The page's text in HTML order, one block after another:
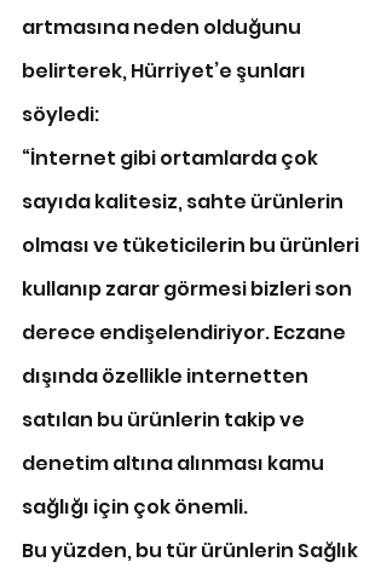
artmasına neden olduğunu
belirterek, Hürriyet’e şunları
söyledi:
“İnternet gibi ortamlarda çok
sayıda kalitesiz, sahte ürünlerin
olması ve tüketicilerin bu ürünleri
kullanıp zarar görmesi bizleri son
derece endişelendiriyor. Eczane
dışında özellikle internetten
satılan bu ürünlerin takip ve
denetim altına alınması kamu
sağlığı için çok önemli.
Bu yüzden, bu tür ürünlerin Sağlık